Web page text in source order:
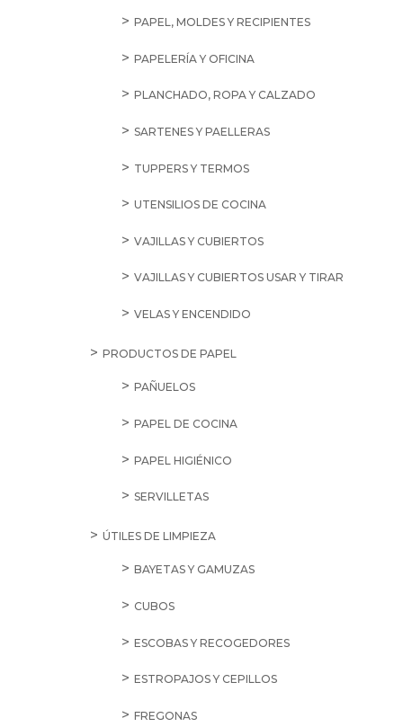
PAPEL, MOLDES Y RECIPIENTES
PAPELERÍA Y OFICINA
PLANCHADO, ROPA Y CALZADO
SARTENES Y PAELLERAS
TUPPERS Y TERMOS
UTENSILIOS DE COCINA
VAJILLAS Y CUBIERTOS
VAJILLAS Y CUBIERTOS USAR Y TIRAR
VELAS Y ENCENDIDO
PRODUCTOS DE PAPEL
PAÑUELOS
PAPEL DE COCINA
PAPEL HIGIÉNICO
SERVILLETAS
ÚTILES DE LIMPIEZA
BAYETAS Y GAMUZAS
CUBOS
ESCOBAS Y RECOGEDORES
ESTROPAJOS Y CEPILLOS
FREGONAS